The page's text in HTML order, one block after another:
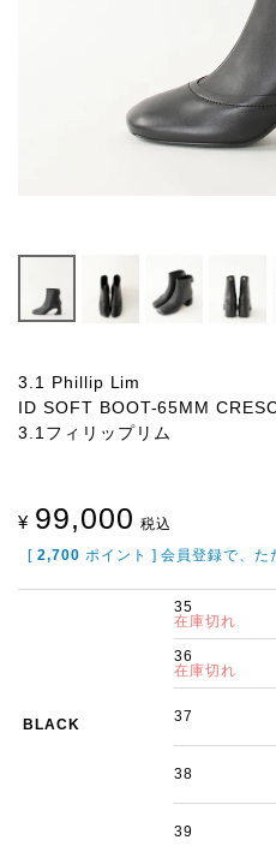
3.1 Phillip Lim
ID SOFT BOOT-65MM
3.1フィリップリム
¥ 99,000 税込
[ 2,700 ポイント ] 会員登録で、た
BLACK
35
在庫切れ
36
在庫切れ
37
38
39